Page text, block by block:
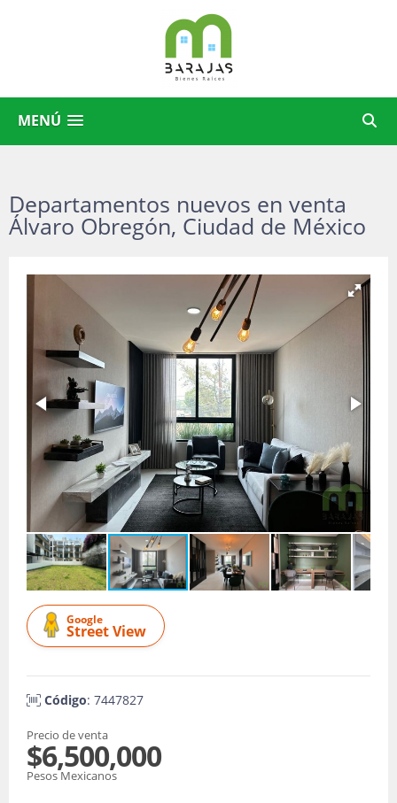
MENÚ
Departamentos nuevos en venta
Álvaro Obregón, Ciudad de México
Google
Street View
Código: 7447827
Precio de venta
$6,500,000
Pesos Mexicanos